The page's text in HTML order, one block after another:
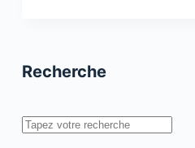
Recherche
Rechercher